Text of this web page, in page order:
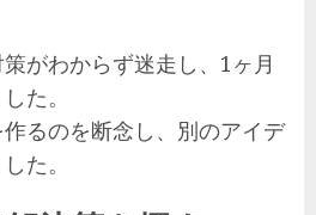
がわからず迷走し、1ヶ月
た。
るのを断念し、別のアイデ
た。